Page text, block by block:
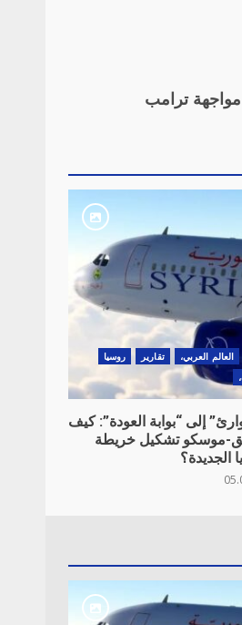
مواجهة ترامب
العالم العربي، تقارير
روسيا
إلى “بوابة العودة”: كيف
موسكو تشكيل خريطة
الجديدة؟